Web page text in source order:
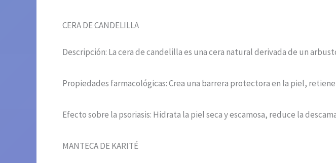
CERA DE CANDELILLA
Descripción: La cera de candelilla es una cera natural derivada de un
Propiedades farmacológicas: Crea una barrera protectora en la piel,
Efecto sobre la psoriasis: Hidrata la piel seca y escamosa, reduce la
MANTECA DE KARITÉ